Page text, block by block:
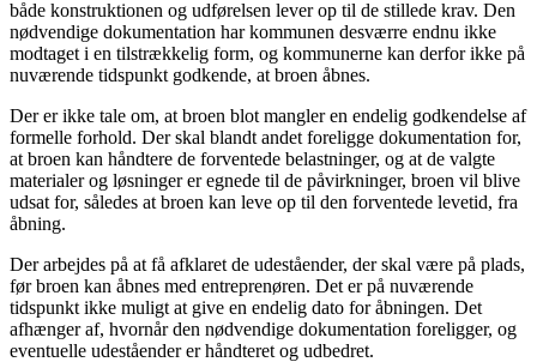
både konstruktionen og udførelsen lever op til de stillede krav. Den
nødvendige dokumentation har kommunen desværre endnu ikke
modtaget i en tilstrækkelig form, og kommunerne kan derfor ikke på
nuværende tidspunkt godkende, at broen åbnes.
Der er ikke tale om, at broen blot mangler en endelig godkendelse af
formelle forhold. Der skal blandt andet foreligge dokumentation for,
at broen kan håndtere de forventede belastninger, og at de valgte
materialer og løsninger er egnede til de påvirkninger, broen vil blive
udsat for, således at broen kan leve op til den forventede levetid, fra
åbning.
Der arbejdes på at få afklaret de udeståender, der skal være på plads,
før broen kan åbnes med entreprenøren. Det er på nuværende
tidspunkt ikke muligt at give en endelig dato for åbningen. Det
afhænger af, hvornår den nødvendige dokumentation foreligger, og
eventuelle udeståender er håndteret og udbedret.